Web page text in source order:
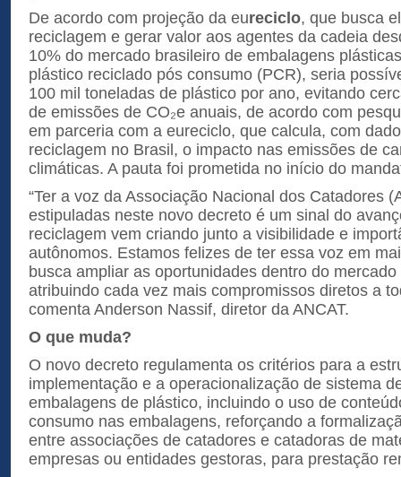
De acordo com projeção da eureciclo, que busca
reciclagem e gerar valor aos agentes da cadeia
10% do mercado brasileiro de embalagens
plástico reciclado pós consumo (PCR), seria
100 mil toneladas de plástico por ano, evitando
de emissões de CO₂e anuais, de acordo com
em parceria com a eureciclo, que calcula, com
reciclagem no Brasil, o impacto nas emissões de
climáticas. A pauta foi prometida no início do
“Ter a voz da Associação Nacional dos Catadores
estipuladas neste novo decreto é um sinal do
reciclagem vem criando junto a visibilidade e
autônomos. Estamos felizes de ter essa voz em
busca ampliar as oportunidades dentro do
atribuindo cada vez mais compromissos diretos a
comenta Anderson Nassif, diretor da ANCAT.
O que muda?
O novo decreto regulamenta os critérios para a
implementação e a operacionalização de sistema
embalagens de plástico, incluindo o uso de
consumo nas embalagens, reforçando a
entre associações de catadores e catadoras de
empresas ou entidades gestoras, para prestação